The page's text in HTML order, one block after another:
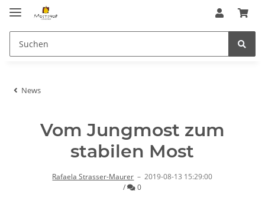
News
Vom Jungmost zum
stabilen Most
Rafaela Strasser-Maurer –2019-08-13 15:29:00
/
Kommentare
0